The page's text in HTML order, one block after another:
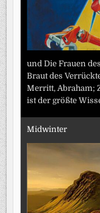
und Die Frauen
Braut des
Merritt, Abraham;
ist der größte
Midwinter